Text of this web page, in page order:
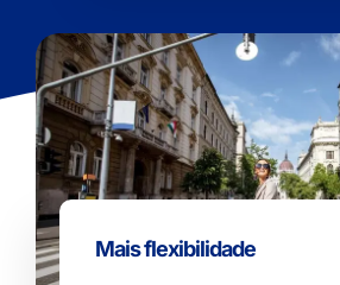
Mais flexibilidade